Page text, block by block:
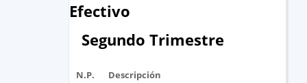
Efectivo
Segundo Trimestre
N.P. Descripción